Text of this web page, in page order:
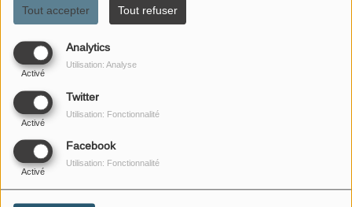
Tout accepter Tout refuser
Analytics
Activé
Utilisation: Analyse
Twitter
Activé
Utilisation: Fonctionnalité
Facebook
Activé
Utilisation: Fonctionnalité